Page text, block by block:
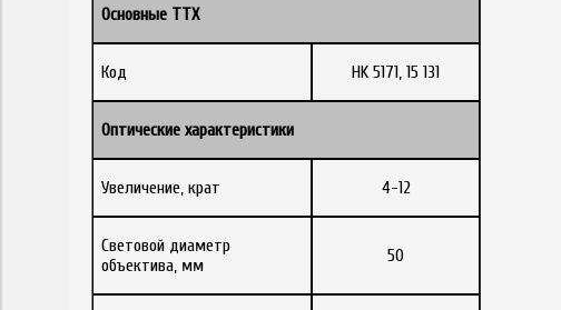
Основные ТТХ
Код HK 5171, 15 131
Оптические характеристики
Увеличение, крат 4-12
Световой диаметр
объектива, мм
50